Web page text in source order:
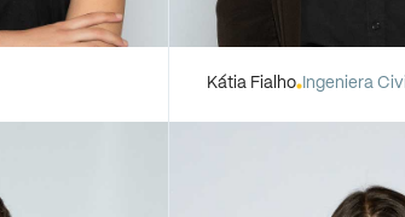
Kátia Fialho Ingeniera Civil